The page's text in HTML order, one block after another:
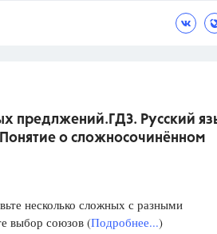
предлжений.ГДЗ. Русский
о сложносочинённом
несколько сложных с разными
выбор союзов (Подробнее...)